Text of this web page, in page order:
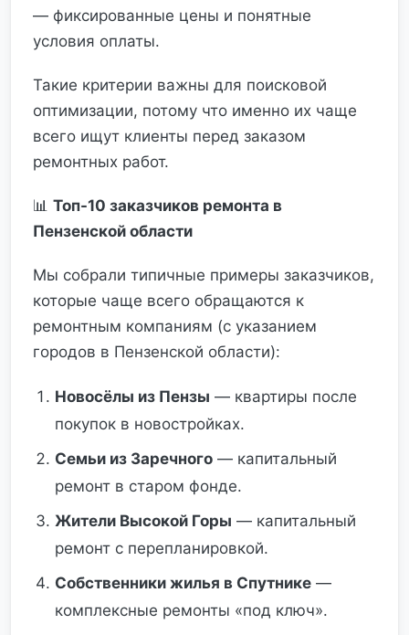
— фиксированные цены и понятные
условия оплаты.
Такие критерии важны для поисковой
оптимизации, потому что именно их чаще
всего ищут клиенты перед заказом
ремонтных работ.
📊 Топ-10 заказчиков ремонта в
Пензенской области
Мы собрали типичные примеры заказчиков,
которые чаще всего обращаются к
ремонтным компаниям (с указанием
городов в Пензенской области):
Новосёлы из Пензы — квартиры после
покупок в новостройках.
Семьи из Заречного — капитальный
ремонт в старом фонде.
Жители Высокой Горы — капитальный
ремонт с перепланировкой.
Собственники жилья в Спутнике —
комплексные ремонты «под ключ».